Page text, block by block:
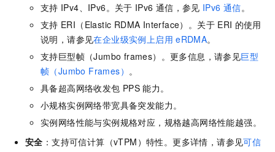
支持 IPv4、IPv6。关于 IPv6 通信，参见 IPv6 通信。
支持 ERI（Elastic RDMA Interface）。关于 ERI 的使用
说明，请参见在企业级实例上启用 eRDMA。
支持巨型帧（Jumbo frames）。更多信息，请参见巨型
帧（Jumbo Frames） 。
具备超高网络收发包 PPS 能力。
小规格实例网络带宽具备突发能力。
实例网络性能与实例规格对应，规格越高网络性能越强。
安全 ：支持可信计算（vTPM）特性。更多详情，请参见可信